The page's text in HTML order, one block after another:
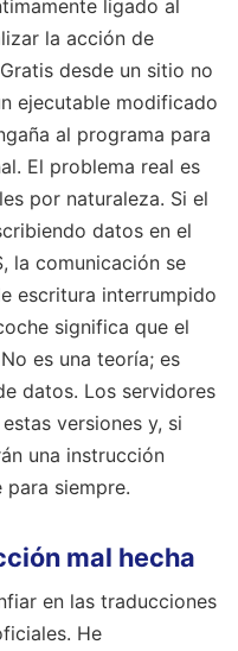
ligado al
la acción de
desde un sitio no
ejecutable modificado
al programa para
El problema real es
por naturaleza. Si el
datos en el
la comunicación se
escritura interrumpido
significa que el
es una teoría; es
datos. Los servidores
versiones y, si
una instrucción
siempre.
mal hecha
en las traducciones
He